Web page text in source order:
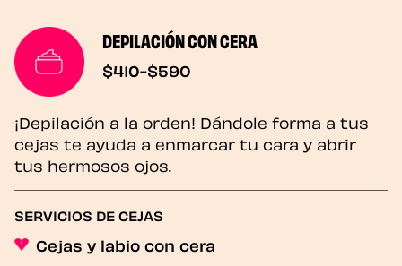
DEPILACIÓN CON CERA
$410-$590
¡Depilación a la orden! Dándole forma a tus
cejas te ayuda a enmarcar tu cara y abrir
tus hermosos ojos.
SERVICIOS DE CEJAS
Cejas y labio con cera